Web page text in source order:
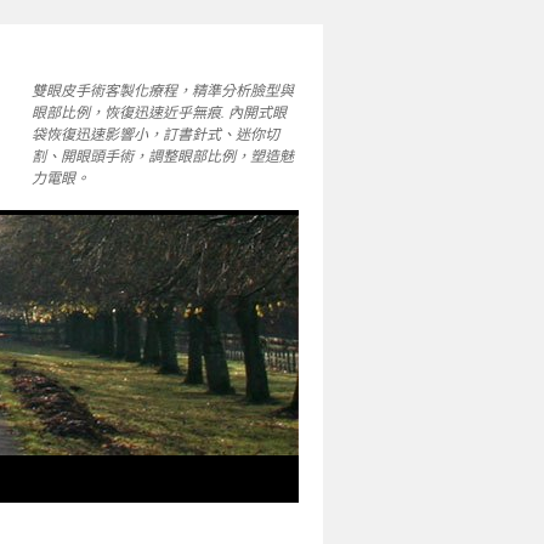
雙眼皮手術客製化療程，精準分析臉型與
眼部比例，恢復迅速近乎無痕. 內開式眼
袋恢復迅速影響小，訂書針式、迷你切
割、開眼頭手術，調整眼部比例，塑造魅
力電眼。